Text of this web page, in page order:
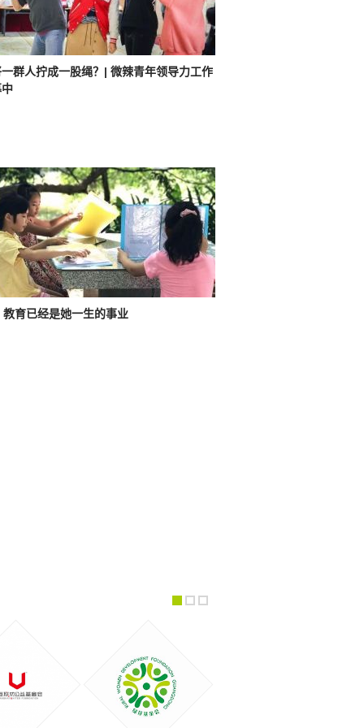
群人拧成一股绳？| 微辣青年领导力工作
教育已经是她一生的事业